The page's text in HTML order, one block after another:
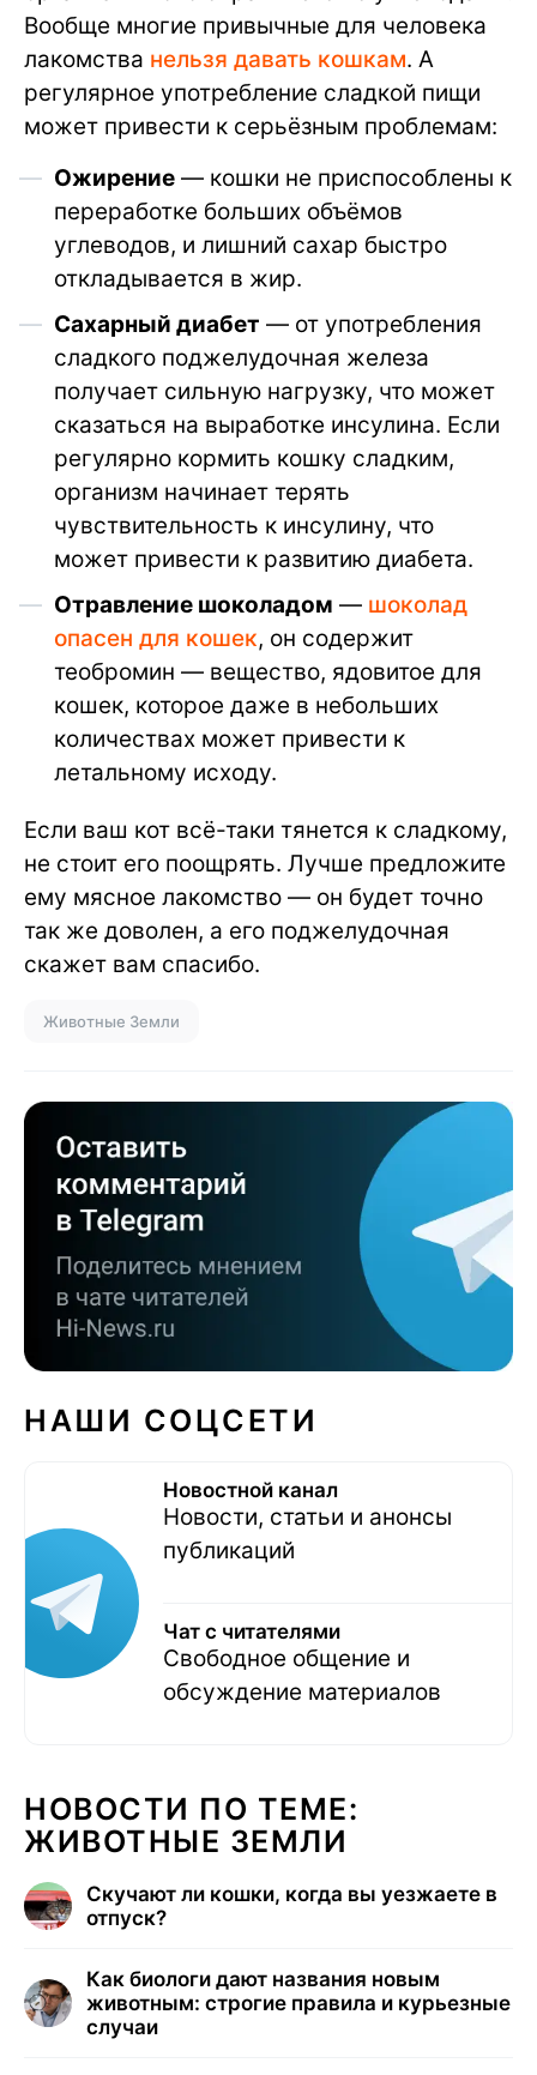
Вообще многие привычные для человека
лакомства нельзя давать кошкам. А
регулярное употребление сладкой пищи
может привести к серьёзным проблемам:
Ожирение — кошки не приспособлены к
переработке больших объёмов
углеводов, и лишний сахар быстро
откладывается в жир.
Сахарный диабет — от употребления
сладкого поджелудочная железа
получает сильную нагрузку, что может
сказаться на выработке инсулина. Если
регулярно кормить кошку сладким,
организм начинает терять
чувствительность к инсулину, что
может привести к развитию диабета.
Отравление шоколадом — шоколад
опасен для кошек, он содержит
теобромин — вещество, ядовитое для
кошек, которое даже в небольших
количествах может привести к
летальному исходу.
Если ваш кот всё-таки тянется к сладкому,
не стоит его поощрять. Лучше предложите
ему мясное лакомство — он будет точно
так же доволен, а его поджелудочная
скажет вам спасибо.
Животные Земли
НАШИ СОЦСЕТИ
Новостной канал
Новости, статьи и анонсы
публикаций
Чат с читателями
Свободное общение и
обсуждение материалов
НОВОСТИ ПО ТЕМЕ:
ЖИВОТНЫЕ ЗЕМЛИ
Скучают ли кошки, когда вы уезжаете в
отпуск?
Как биологи дают названия новым
животным: строгие правила и курьезные
случаи